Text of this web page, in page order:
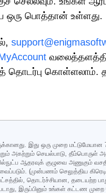
ஒரு பொத்தான் உள்ளது.
தொடர்பு கொள்ளலாம்.
இது ஒரு முறை மட்டுமேயான
அகற்றும் செயல்பாடு, தீம்பொருள்
ஆதரவுக் குழுவை அணுகும்
(முன்பணம் செலுத்திய
தொடர்ச்சியான, தடையற்ற
உங்கள் கட்டண முறை